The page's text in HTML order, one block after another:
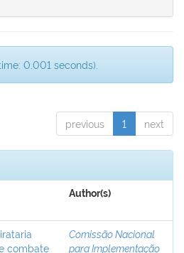
0.001 seconds).
previous 1 next
Author(s)
combate
Comissão Nacional
para Implementação